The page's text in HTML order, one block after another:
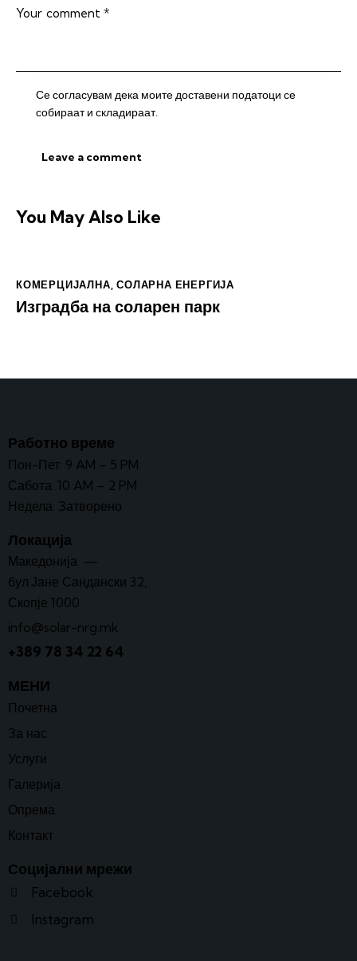
Се согласувам дека моите доставени податоци се
собираат и складираат.
You May Also Like
КОМЕРЦИЈАЛНА ,СОЛАРНА ЕНЕРГИЈА
Изградба на соларен парк
Работно време
Пон-Пет: 9 AM – 5 PM
Сабота: 10 AM – 2 PM
Недела: Затворено
Локација
Македонија —
бул.Јане Сандански 32,
Скопје 1000
info@solar-nrg.mk
+389 78 34 22 64
МЕНИ
Почетна
За нас
Услуги
Галерија
Опрема
Контакт
Социјални мрежи
Facebook
Instagram